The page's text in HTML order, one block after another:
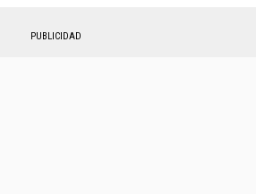
PUBLICIDAD